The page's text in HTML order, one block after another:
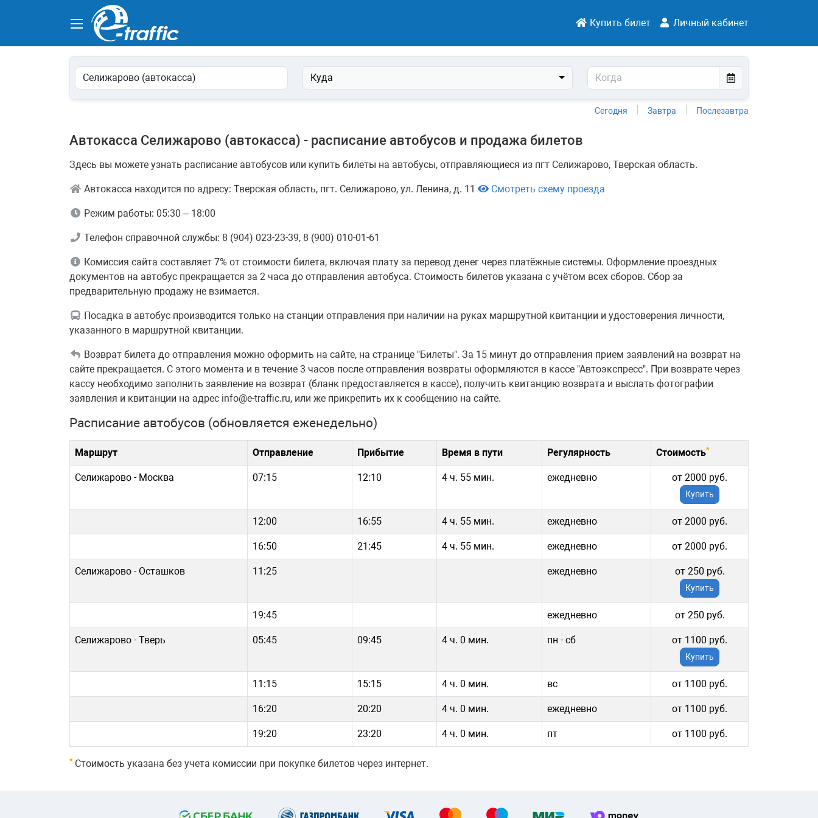
Купить билет Личный кабинет
Куда
Сегодня Завтра Послезавтра
Автокасса Селижарово (автокасса) - расписание автобусов и продажа билетов
Здесь вы можете узнать расписание автобусов или купить билеты на автобусы, отправляющиеся из пгт Селижарово, Тверская область.
Автокасса находится по адресу: Тверская область, пгт. Селижарово, ул. Ленина, д. 11 Смотреть схему проезда
Режим работы: 05:30 – 18:00
Телефон справочной службы: 8 (904) 023-23-39, 8 (900) 010-01-61
Комиссия сайта составляет 7% от стоимости билета, включая плату за перевод денег через платёжные системы. Оформление проездных
документов на автобус прекращается за 2 часа до отправления автобуса. Стоимость билетов указана с учётом всех сборов. Сбор за
предварительную продажу не взимается.
Посадка в автобус производится только на станции отправления при наличии на руках маршрутной квитанции и удостоверения личности,
указанного в маршрутной квитанции.
Возврат билета до отправления можно оформить на сайте, на странице "Билеты". За 15 минут до отправления прием заявлений на возврат на
сайте прекращается. С этого момента и в течение 3 часов после отправления возвраты оформляются в кассе "Автоэкспресс". При возврате через
кассу необходимо заполнить заявление на возврат (бланк предоставляется в кассе), получить квитанцию возврата и выслать фотографии
заявления и квитанции на адрес info@e-traffic.ru, или же прикрепить их к сообщению на сайте.
Расписание автобусов (обновляется еженедельно)
Маршрут Отправление Прибытие Время в пути Регулярность Стоимость*
Селижарово - Москва 07:15 12:10 4 ч. 55 мин. ежедневно от 2000 руб.
Купить
12:00 16:55 4 ч. 55 мин. ежедневно от 2000 руб.
16:50 21:45 4 ч. 55 мин. ежедневно от 2000 руб.
Селижарово - Осташков 11:25 ежедневно от 250 руб.
Купить
19:45 ежедневно от 250 руб.
Селижарово - Тверь 05:45 09:45 4 ч. 0 мин. пн - cб от 1100 руб.
Купить
11:15 15:15 4 ч. 0 мин. вс от 1100 руб.
16:20 20:20 4 ч. 0 мин. ежедневно от 1100 руб.
19:20 23:20 4 ч. 0 мин. пт от 1100 руб.
*Стоимость указана без учета комиссии при покупке билетов через интернет.